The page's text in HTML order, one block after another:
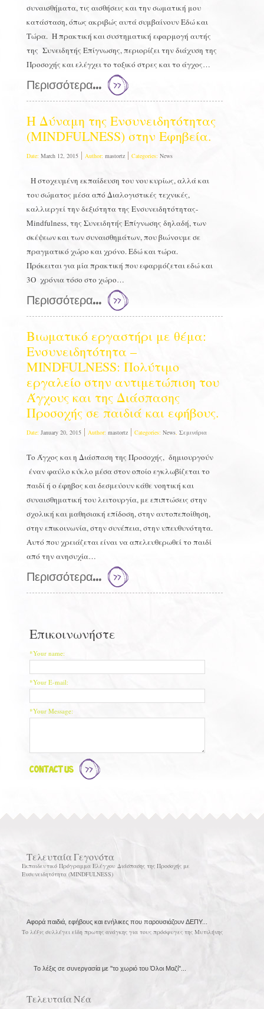
συναισθήματα, τις αισθήσεις και την σωματική μου
κατάσταση, όπως ακριβώς αυτά συμβαίνουν Εδώ και
Τώρα. Η πρακτική και συστηματική εφαρμογή αυτής
της Συνειδητής Επίγνωσης, περιορίζει την διάχυση της
Προσοχής και ελέγχει το τοξικό στρες και το άγχος…
Περισσότερα...
Η Δύναμη της Ενσυνειδητότητας
(MINDFULNESS) στην Εφηβεία.
Date: March 12, 2015 Author: mastortz Categories: News
Η στοχευμένη εκπαίδευση του νου κυρίως, αλλά και
του σώματος μέσα από Διαλογιστικές τεχνικές,
καλλιεργεί την δεξιότητα της Ενσυνειδητότητας-
Mindfulness, της Συνειδητής Επίγνωσης δηλαδή, των
σκέψεων και των συναισθημάτων, που βιώνουμε σε
πραγματικό χώρο και χρόνο. Εδώ και τώρα.
Πρόκειται για μία πρακτική που εφαρμόζεται εδώ και
3O χρόνια τόσο στο χώρο…
Περισσότερα...
Βιωματικό εργαστήρι με θέμα:
Ενσυνειδητότητα –
MINDFULNESS: Πολύτιμο
εργαλείο στην αντιμετώπιση του
Άγχους και της Διάσπασης
Προσοχής σε παιδιά και εφήβους.
Date: January 20, 2015 Author: mastortz Categories: News, Σεμινάρια
Το Άγχος και η Διάσπαση της Προσοχής, δημιουργούν
έναν φαύλο κύκλο μέσα στον οποίο εγκλωβίζεται το
παιδί ή ο έφηβος και δεσμεύουν κάθε νοητική και
συναισθηματική του λειτουργία, με επιπτώσεις στην
σχολική και μαθησιακή επίδοση, στην αυτοπεποίθηση,
στην επικοινωνία, στην συνέπεια, στην υπευθυνότητα.
Αυτό που χρειάζεται είναι να απελευθερωθεί το παιδί
από την ανησυχία…
Περισσότερα...
Επικοινωνήστε
*Your name:
*Your E-mail:
*Your Message:
Contact Us
Τελευταία Γεγονότα
Εκπαιδευτικό Πρόγραμμα Ελέγχου Διάσπασης της Προσοχής με
Ενσυνειδητότητα (MINDFULNESS)
Αφορά παιδιά, εφήβους και ενήλικες που παρουσιάζουν ΔΕΠΥ...
Το λέξις συλλέγει είδη πρωτης ανάγκης για τους πρόσφυγες της Μυτιλήνης
Το λέξις σε συνεργασία με ''το χωριό του Όλοι Μαζί''...
Τελευταία Νέα